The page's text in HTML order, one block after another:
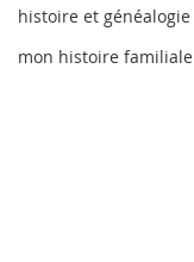
histoire et généalogie
mon histoire familiale